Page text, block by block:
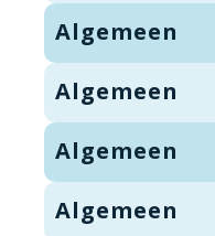
Algemeen
Algemeen
Algemeen
Algemeen